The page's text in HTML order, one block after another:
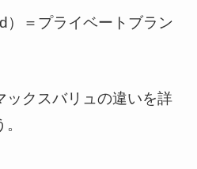
）＝プライベートブラン
ックスバリュの違いを詳